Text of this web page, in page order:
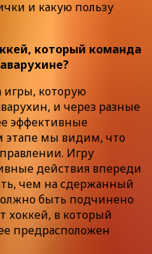
и какую пользу
который команда
игры, которую
и через разные
эффективные
этапе мы видим, что
Игру
действия впереди
чем на сдержанный
быть подчинено
хоккей, в который
предрасположен